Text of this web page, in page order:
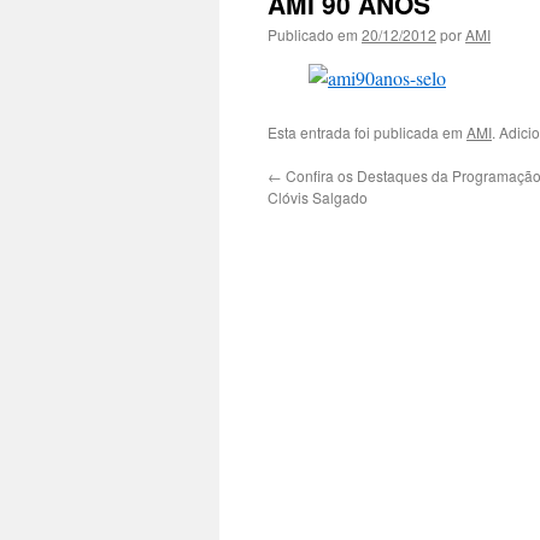
Publicado em 20/12/2012 porAMI
Esta entrada foi publicada em AMI.
← Confira os Destaques da
Clóvis Salgado